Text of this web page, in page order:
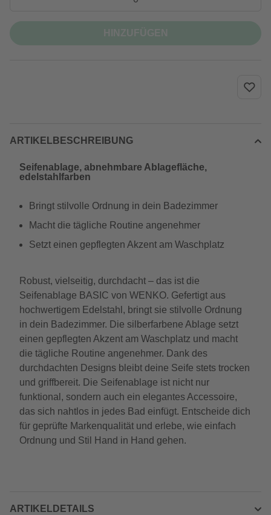
ARTIKELBESCHREIBUNG
Seifenablage, abnehmbare Ablagefläche,
edelstahlfarben
Bringt stilvolle Ordnung in dein Badezimmer
Macht die tägliche Routine angenehmer
Setzt einen gepflegten Akzent am Waschplatz
Robust, vielseitig, durchdacht – das ist die
Seifenablage BASIC von WENKO. Gefertigt aus
hochwertigem Edelstahl, bringt sie stilvolle Ordnung
in dein Badezimmer. Die silberfarbene Ablage setzt
einen gepflegten Akzent am Waschplatz und macht
die tägliche Routine angenehmer. Dank des
durchdachten Designs bleibt deine Seife stets trocken
und griffbereit. Die Seifenablage ist nicht nur
funktional, sondern auch ein elegantes Accessoire,
das sich nahtlos in jedes Bad einfügt. Entscheide dich
für geprüfte Markenqualität und erlebe, wie einfach
Ordnung und Stil Hand in Hand gehen.
ARTIKELDETAILS